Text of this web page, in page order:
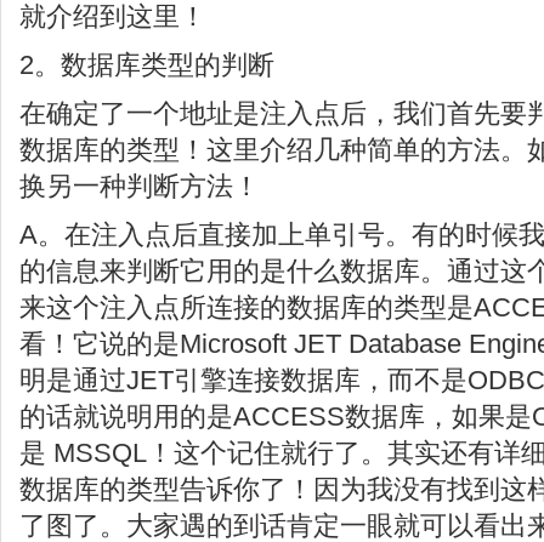
就介绍到这里！
2。数据库类型的判断
在确定了一个地址是注入点后，我们首先要
数据库的类型！这里介绍几种简单的方法。
换另一种判断方法！
A。在注入点后直接加上单引号。有的时候
的信息来判断它用的是什么数据库。通过这
来这个注入点所连接的数据库的类型是
看！它说的是Microsoft JET Database
明是通过JET引擎连接数据库，而不是
的话就说明用的是ACCESS数据库，如果
是 MSSQL！这个记住就行了。其实还有详
数据库的类型告诉你了！因为我没有找到这
了图了。大家遇的到话肯定一眼就可以看出